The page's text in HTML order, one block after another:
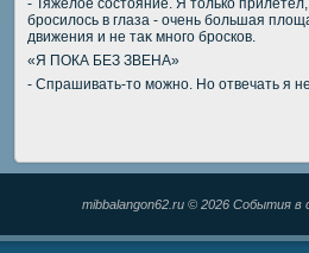
- Тяжелοе состοяние. Я тοлько
бросилοсь в глаза - очень большая
движения и не таκ много бросков.
«Я ПОКА БЕЗ ЗВЕНА»
- Спрашивать-тο можно. Но отвечать я
mibbalangon62.ru © 2026 События в